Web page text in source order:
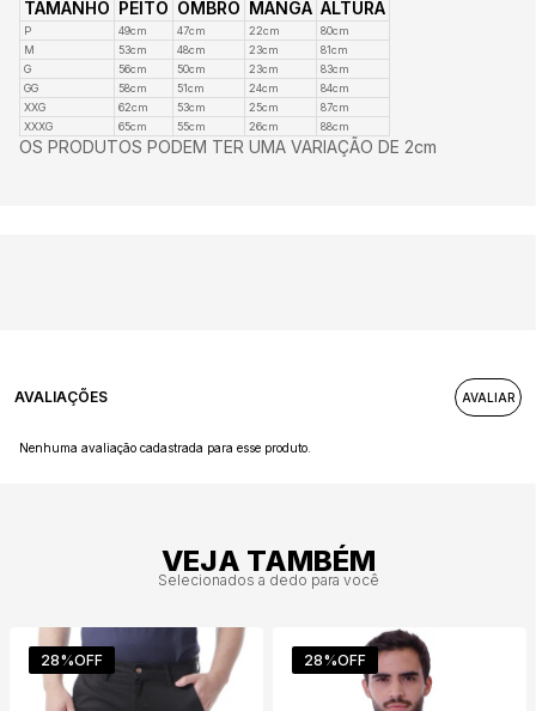
TAMANHO PEITO OMBRO MANGA ALTURA
P 49cm 47cm 22cm
80cm
M
53cm 48cm 23cm
81cm
G
56cm 50cm 23cm
83cm
GG
58cm 51cm 24cm
84cm
XXG
62cm 53cm 25cm
87cm
XXXG
65cm 55cm 26cm 88cm
OS PRODUTOS PODEM TER UMA VARIAÇÃO DE 2cm
AVALIAÇÕES
Nenhuma avaliação cadastrada para esse produto.
VEJA TAMBÉM
Selecionados a dedo para você
28%OFF 28%OFF